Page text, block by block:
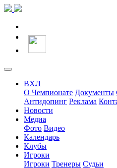
ВХЛ
О Чемпионате Документы
Антидопинг Реклама
Новости
Медиа
Фото Видео
Календарь
Клубы
Игроки
Игроки Тренеры Судьи